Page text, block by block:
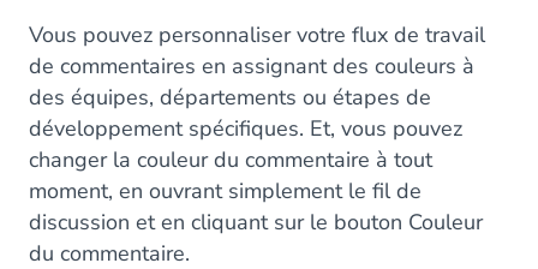
Vous pouvez personnaliser votre flux de travail
de commentaires en assignant des couleurs à
des équipes, départements ou étapes de
développement spécifiques. Et, vous pouvez
changer la couleur du commentaire à tout
moment, en ouvrant simplement le fil de
discussion et en cliquant sur le bouton Couleur
du commentaire.